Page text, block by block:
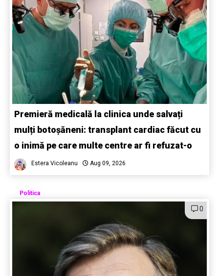
Premieră medicală la clinica unde salvați
mulți botoșăneni: transplant cardiac făcut cu
o inimă pe care multe centre ar fi refuzat-o
Estera Vicoleanu Aug 09, 2026
Politica
0